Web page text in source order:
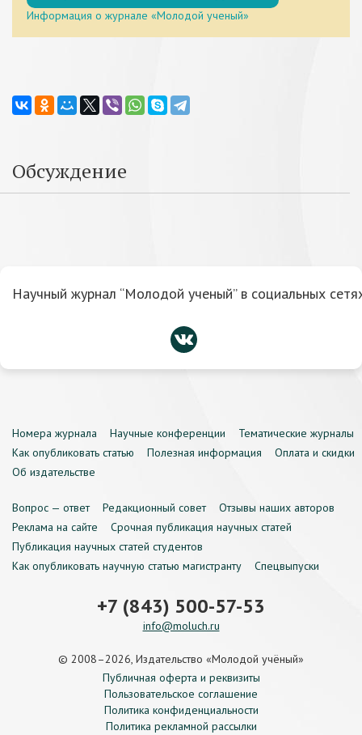
Информация о журнале «Молодой ученый»
Обсуждение
Научный журнал “Молодой ученый” в социальных
Номера журнала Научные конференции
Тематические журналы
Как опубликовать статью
Полезная информация
Оплата и скидки
Об издательстве
Вопрос — ответ Редакционный совет
Отзывы наших авторов
Реклама на сайте
Срочная публикация научных статей
Публикация научных статей студентов
Как опубликовать научную статью магистранту
Спецвыпуски
+7 (843) 500-57-53
info@moluch.ru
© 2008–2026, Издательство «Молодой учёный»
Публичная оферта и реквизиты
Пользовательское соглашение
Политика конфиденциальности
Политика рекламной рассылки